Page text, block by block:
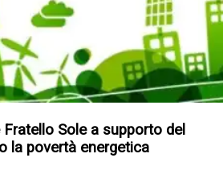
Sole a supporto del
la povertà energetica